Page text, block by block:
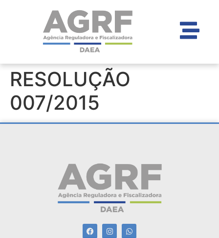
RESOLUÇÃO
007/2015